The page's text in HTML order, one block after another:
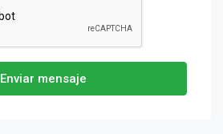
Enviar mensaje